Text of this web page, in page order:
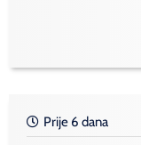
Prije 6 dana